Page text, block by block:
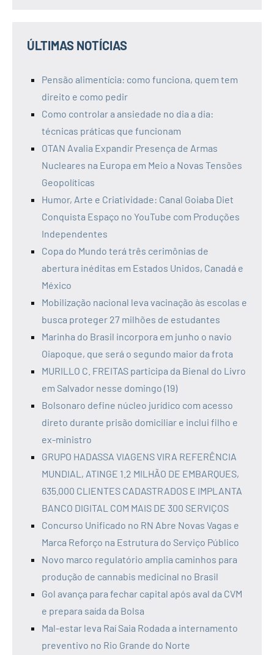
ÚLTIMAS NOTÍCIAS
Pensão alimentícia: como funciona, quem tem
direito e como pedir
Como controlar a ansiedade no dia a dia:
técnicas práticas que funcionam
OTAN Avalia Expandir Presença de Armas
Nucleares na Europa em Meio a Novas Tensões
Geopolíticas
Humor, Arte e Criatividade: Canal Goiaba Diet
Conquista Espaço no YouTube com Produções
Independentes
Copa do Mundo terá três cerimônias de
abertura inéditas em Estados Unidos, Canadá e
México
Mobilização nacional leva vacinação às escolas e
busca proteger 27 milhões de estudantes
Marinha do Brasil incorpora em junho o navio
Oiapoque, que será o segundo maior da frota
MURILLO C. FREITAS participa da Bienal do Livro
em Salvador nesse domingo (19)
Bolsonaro define núcleo jurídico com acesso
direto durante prisão domiciliar e inclui filho e
ex-ministro
GRUPO HADASSA VIAGENS VIRA REFERÊNCIA
MUNDIAL, ATINGE 1.2 MILHÃO DE EMBARQUES,
635.000 CLIENTES CADASTRADOS E IMPLANTA
BANCO DIGITAL COM MAIS DE 300 SERVIÇOS
Concurso Unificado no RN Abre Novas Vagas e
Marca Reforço na Estrutura do Serviço Público
Novo marco regulatório amplia caminhos para
produção de cannabis medicinal no Brasil
Gol avança para fechar capital após aval da CVM
e prepara saída da Bolsa
Mal-estar leva Raí Saia Rodada a internamento
preventivo no Rio Grande do Norte